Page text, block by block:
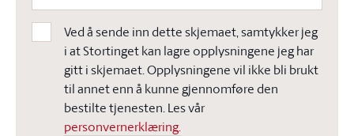
Ved å sende inn dette skjemaet, samtykker jeg
i at Stortinget kan lagre opplysningene jeg har
gitt i skjemaet. Opplysningene vil ikke bli brukt
til annet enn å kunne gjennomføre den
bestilte tjenesten. Les vår
personvernerklæring.